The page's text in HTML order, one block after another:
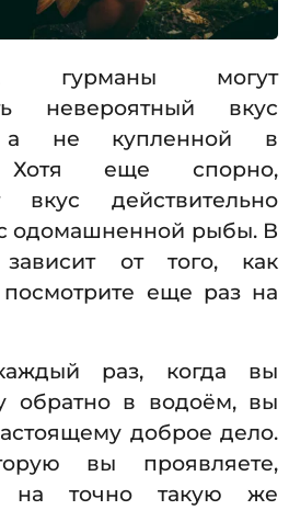
гурманы могут
невероятный вкус
не купленной в
Хотя еще спорно,
вкус действительно
одомашненной рыбы. В
от того, как
посмотрите еще раз на
раз, когда вы
обратно в водоём, вы
доброе дело.
вы проявляете,
на точно такую же